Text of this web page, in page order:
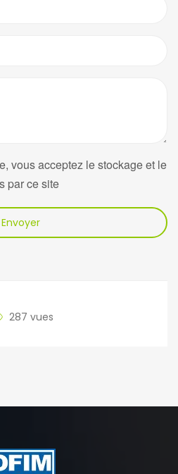
vous acceptez le stockage et le
par ce site
Envoyer
287 vues